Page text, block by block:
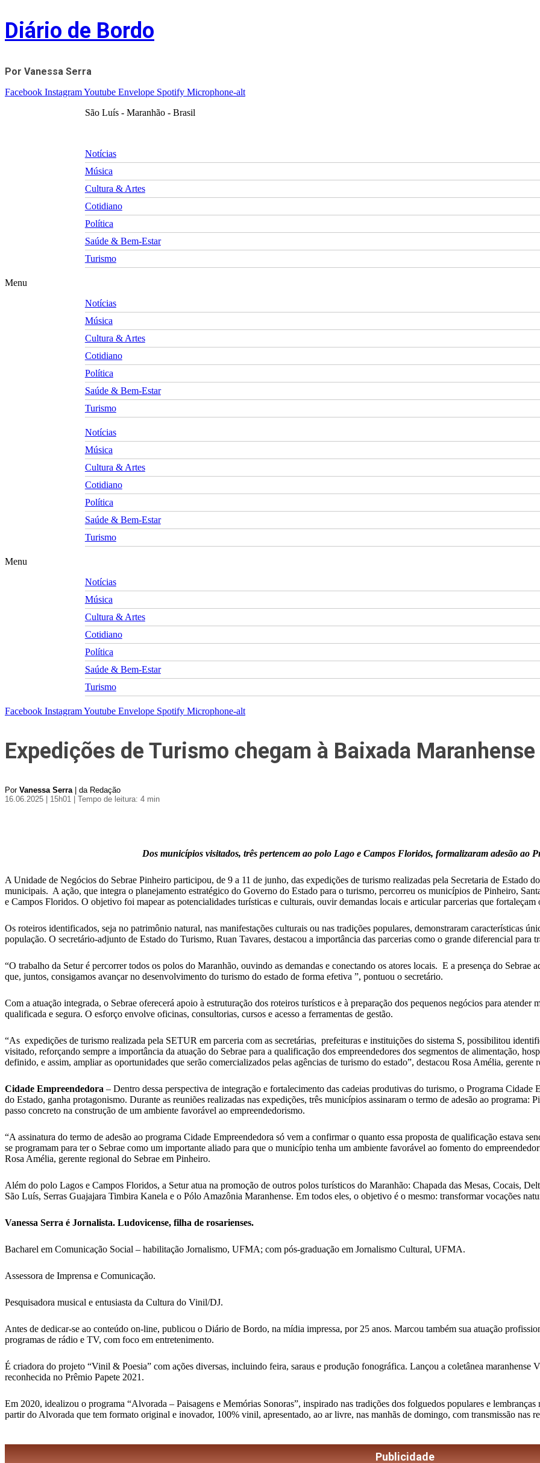
Skip
to
content
Diário de Bordo
Por Vanessa Serra
Facebook InstagramYoutube Envelope Spotify Microphone-alt
São Luís - Maranhão - Brasil
Notícias
Música
Cultura & Artes
Cotidiano
Política
Saúde & Bem-Estar
Turismo
Menu
Notícias
Música
Cultura & Artes
Cotidiano
Política
Saúde & Bem-Estar
Turismo
Notícias
Música
Cultura & Artes
Cotidiano
Política
Saúde & Bem-Estar
Turismo
Menu
Notícias
Música
Cultura & Artes
Cotidiano
Política
Saúde & Bem-Estar
Turismo
Facebook InstagramYoutube Envelope Spotify Microphone-alt
Expedições de Turismo chegam à Baixada Maranhense
Por Vanessa Serra| da Redação
16.06.2025 | 15h01
| Tempo de leitura: 4 min
Dos municípios visitados, três pertencem ao polo Lago e Campos Floridos, formalizaram adesão ao
A Unidade de Negócios do Sebrae Pinheiro participou, de 9 a 11 de junho, das expedições de turismo realizadas pela Secretaria de Estado
municipais. A ação, que integra o planejamento estratégico do Governo do Estado para o turismo, percorreu os municípios de Pinheiro,
e Campos Floridos. O objetivo foi mapear as potencialidades turísticas e culturais, ouvir demandas locais e articular parcerias que fortaleçam
Os roteiros identificados, seja no patrimônio natural, nas manifestações culturais ou nas tradições populares, demonstraram características
população. O secretário-adjunto de Estado do Turismo, Ruan Tavares, destacou a importância das parcerias como o grande diferencial para
“O trabalho da Setur é percorrer todos os polos do Maranhão, ouvindo as demandas e conectando os atores locais. E a presença do Sebrae
que, juntos, consigamos avançar no desenvolvimento do turismo do estado de forma efetiva ”, pontuou o secretário.
Com a atuação integrada, o Sebrae oferecerá apoio à estruturação dos roteiros turísticos e à preparação dos pequenos negócios para
qualificada e segura. O esforço envolve oficinas, consultorias, cursos e acesso a ferramentas de gestão.
“As expedições de turismo realizada pela SETUR em parceria com as secretárias, prefeituras e instituições do sistema S, possibilitou
visitado, reforçando sempre a importância da atuação do Sebrae para a qualificação dos empreendedores dos segmentos de alimentação,
definido, e assim, ampliar as oportunidades que serão comercializados pelas agências de turismo do estado”, destacou Rosa Amélia, gerente
Cidade Empreendedora – Dentro dessa perspectiva de integração e fortalecimento das cadeias produtivas do turismo, o Programa
do Estado, ganha protagonismo. Durante as reuniões realizadas nas expedições, três municípios assinaram o termo de adesão ao programa:
passo concreto na construção de um ambiente favorável ao empreendedorismo.
“A assinatura do termo de adesão ao programa Cidade Empreendedora só vem a confirmar o quanto essa proposta de qualificação estava
se programam para ter o Sebrae como um importante aliado para que o município tenha um ambiente favorável ao fomento do
Rosa Amélia, gerente regional do Sebrae em Pinheiro.
Além do polo Lagos e Campos Floridos, a Setur atua na promoção de outros polos turísticos do Maranhão: Chapada das Mesas, Cocais,
São Luís, Serras Guajajara Timbira Kanela e o Pólo Amazônia Maranhense. Em todos eles, o objetivo é o mesmo: transformar vocações
Vanessa Serra é Jornalista. Ludovicense, filha de rosarienses.
Bacharel em Comunicação Social – habilitação Jornalismo, UFMA; com pós-graduação em Jornalismo Cultural, UFMA.
Assessora de Imprensa e Comunicação.
Pesquisadora musical e entusiasta da Cultura do Vinil/DJ.
Antes de dedicar-se ao conteúdo on-line, publicou o Diário de Bordo, na mídia impressa, por 25 anos. Marcou também sua atuação
programas de rádio e TV, com foco em entretenimento.
É criadora do projeto “Vinil & Poesia” com ações diversas, incluindo feira, saraus e produção fonográfica. Lançou a coletânea
reconhecida no Prêmio Papete 2021.
Em 2020, idealizou o programa “Alvorada – Paisagens e Memórias Sonoras”, inspirado nas tradições dos folguedos populares e
partir do Alvorada que tem formato original e inovador, 100% vinil, apresentado, ao ar livre, nas manhãs de domingo, com transmissão nas
Publicidade